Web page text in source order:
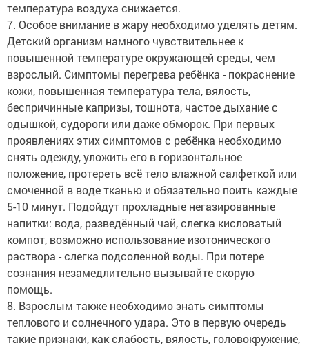
температура воздуха снижается.
7. Особое внимание в жару необходимо уделять детям.
Детский организм намного чувствительнее к
повышенной температуре окружающей среды, чем
взрослый. Симптомы перегрева ребёнка - покраснение
кожи, повышенная температура тела, вялость,
беспричинные капризы, тошнота, частое дыхание с
одышкой, судороги или даже обморок. При первых
проявлениях этих симптомов с ребёнка необходимо
снять одежду, уложить его в горизонтальное
положение, протереть всё тело влажной салфеткой или
смоченной в воде тканью и обязательно поить каждые
5-10 минут. Подойдут прохладные негазированные
напитки: вода, разведённый чай, слегка кисловатый
компот, возможно использование изотонического
раствора - слегка подсоленной воды. При потере
сознания незамедлительно вызывайте скорую
помощь.
8. Взрослым также необходимо знать симптомы
теплового и солнечного удара. Это в первую очередь
такие признаки, как слабость, вялость, головокружение,